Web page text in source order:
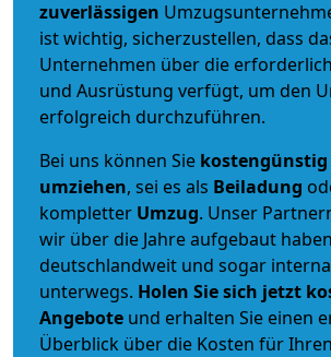
zuverlässigen
ist wichtig, sicherzustellen, dass
Unternehmen über die
und Ausrüstung verfügt, um den
erfolgreich durchzuführen.
Bei uns können Sie kostengünstig
umziehen, sei es als Beiladung
kompletter Umzug. Unser
wir über die Jahre aufgebaut
deutschlandweit und sogar
unterwegs. Holen Sie sich jetzt
Angebote und erhalten Sie einen
Überblick über die Kosten für